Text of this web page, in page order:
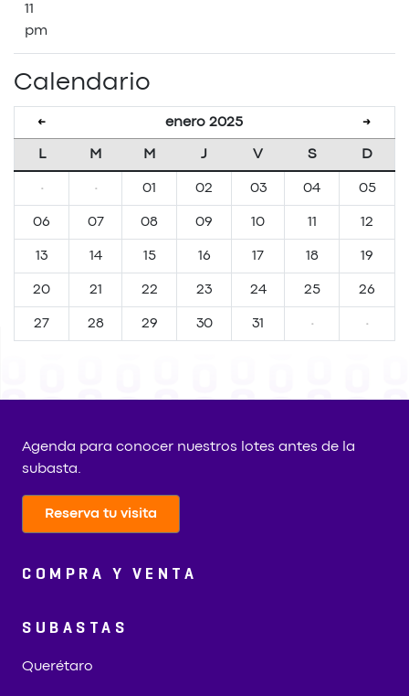
11
pm
Calendario
← enero 2025 →
L M M J V S D
· · 01 02 03 04 05
06 07 08 09 10 11 12
13 14 15 16 17 18 19
20 21 22 23 24 25 26
27 28 29 30 31 · ·
Agenda para conocer nuestros lotes antes de la
subasta.
Reserva tu visita
COMPRA Y VENTA
SUBASTAS
Querétaro